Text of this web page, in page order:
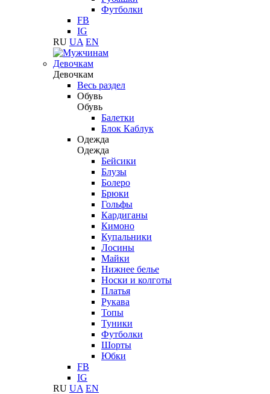
Футболки
FB
IG
RU UA EN
Девочкам
Девочкам
Весь раздел
Обувь
Обувь
Балетки
Блок Каблук
Одежда
Одежда
Бейсики
Блузы
Болеро
Брюки
Гольфы
Кардиганы
Кимоно
Купальники
Лосины
Майки
Нижнее белье
Носки и колготы
Платья
Рукава
Топы
Туники
Футболки
Шорты
Юбки
FB
IG
RU UA EN